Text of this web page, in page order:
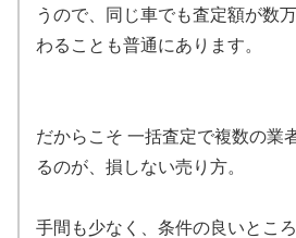
うので、同じ車でも査定額が数
わることも普通にあります。
だからこそ 一括査定で複数の業
るのが、損しない売り方。
手間も少なく、条件の良いとこ